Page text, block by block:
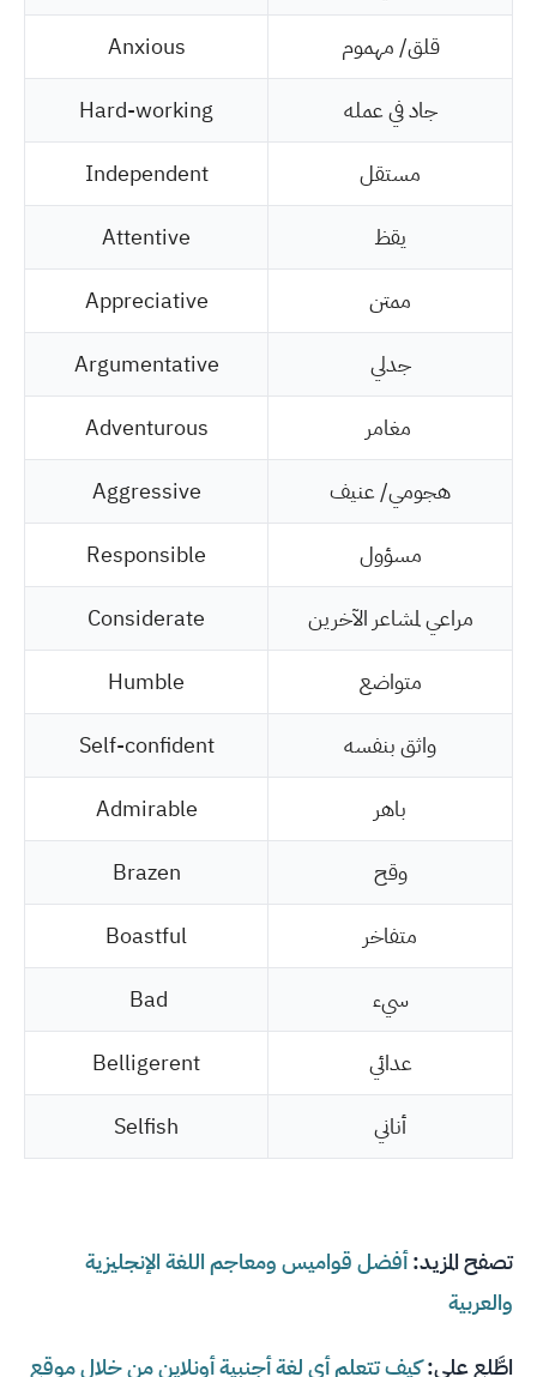
قلق/ مهموم
Anxious
جاد في عمله
Hard-working
مستقل
Independent
يقظ
Attentive
ممتن
Appreciative
جدلي
Argumentative
مغامر
Adventurous
هجومي/ عنيف
Aggressive
مسؤول
Responsible
مراعي لمشاعر الآخرين
Considerate
متواضع
Humble
واثق بنفسه
Self-confident
باهر
Admirable
وقح
Brazen
متفاخر
Boastful
سيء
Bad
عدائي
Belligerent
أناني
Selfish
تصفح المزيد:أفضل قواميس ومعاجم اللغة الإنجليزية
والعربية
اطَّلع على:كيف تتعلم أي لغة أجنبية أونلاين من خلال موقع